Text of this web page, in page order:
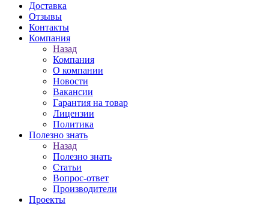
Доставка
Отзывы
Контакты
Компания
Назад
Компания
О компании
Новости
Вакансии
Гарантия на товар
Лицензии
Политика
Полезно знать
Назад
Полезно знать
Статьи
Вопрос-ответ
Производители
Проекты